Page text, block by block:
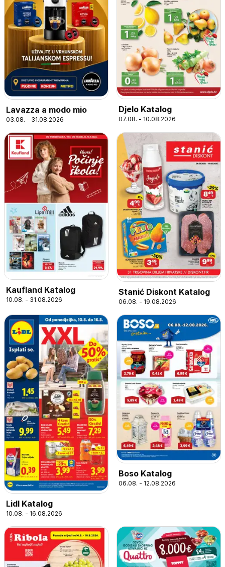
Lavazza a modo mio
03.08. - 31.08.2026
Djelo Katalog
07.08. - 10.08.2026
Kaufland Katalog
10.08. - 31.08.2026
Stanić Diskont Katalog
06.08. - 19.08.2026
Lidl Katalog
10.08. - 16.08.2026
Boso Katalog
06.08. - 12.08.2026